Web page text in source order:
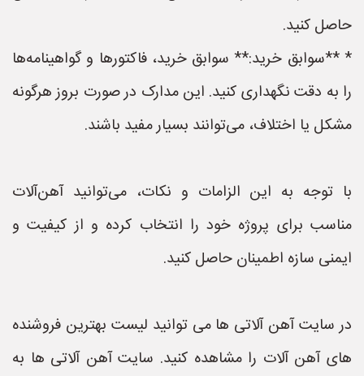
حاصل کنید.
* **سوابق خرید:** سوابق خرید، فاکتورها و گواهینامه‌ها
را به دقت نگهداری کنید. این مدارک در صورت بروز هرگونه
مشکل یا اختلاف، می‌توانند بسیار مفید باشند.
با توجه به این الزامات و نکات، می‌توانید آهن‌آلات
مناسب برای پروژه خود را انتخاب کرده و از کیفیت و
ایمنی سازه اطمینان حاصل کنید.
در سایت آهن آلاتی ها می توانید لیست بهترین فروشنده
های آهن آلات را مشاهده کنید. سایت آهن آلاتی ها به